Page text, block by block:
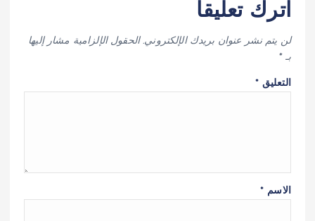
اترك تعليقاً
لن يتم نشر عنوان بريدك الإلكتروني. الحقول الإلزامية مشار إليها
بـ*
التعليق*
الاسم *